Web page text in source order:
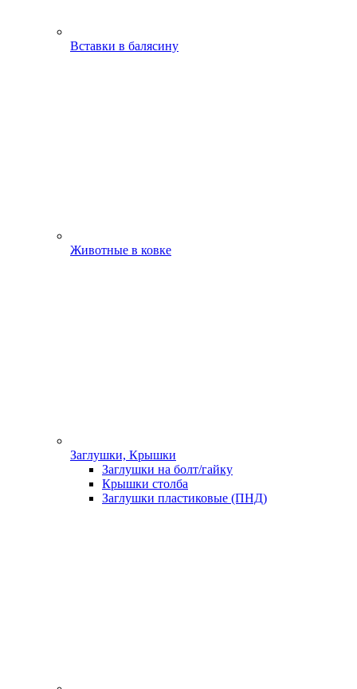
Вставки в балясину
Животные в ковке
Заглушки, Крышки
Заглушки на болт/гайку
Крышки столба
Заглушки пластиковые (ПНД)